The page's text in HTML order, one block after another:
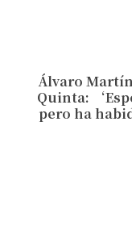
Álvaro
Quinta:
pero ha